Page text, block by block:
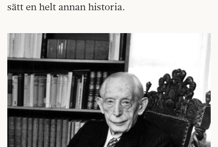
sätt en helt annan historia.